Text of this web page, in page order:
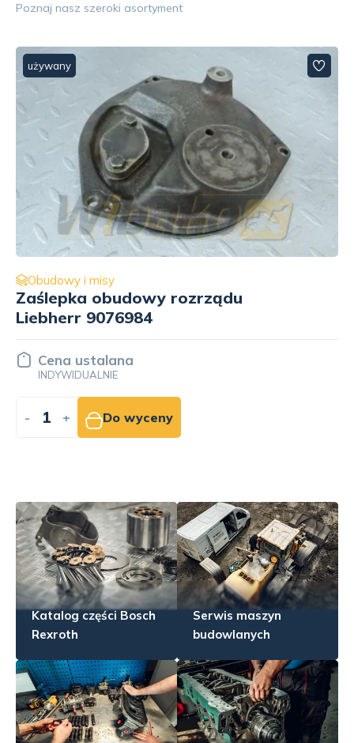
Poznaj nasz szeroki asortyment
używany
Obudowy i misy
Obudowa rozrządu do silnika
Cummins QSB5.9 3976697
Cena ustalana
INDYWIDUALNIE
- + Do wyceny
Katalog części Bosch
Rexroth
Serwis maszyn
budowlanych